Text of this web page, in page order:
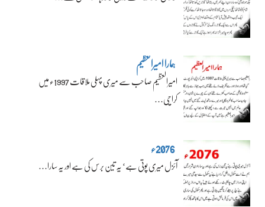
ہمارا امیرالعظیم
امیرالعظیم صاحب سے میری پہلی ملاقات 1997ء میں
کراچی…
2076ء
آئزل میری پوتی ہے‘ یہ تین برس کی ہے اور یہ سارا…